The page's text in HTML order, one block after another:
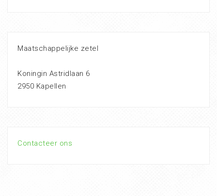
Maatschappelijke zetel
Koningin Astridlaan 6
2950 Kapellen
Contacteer ons